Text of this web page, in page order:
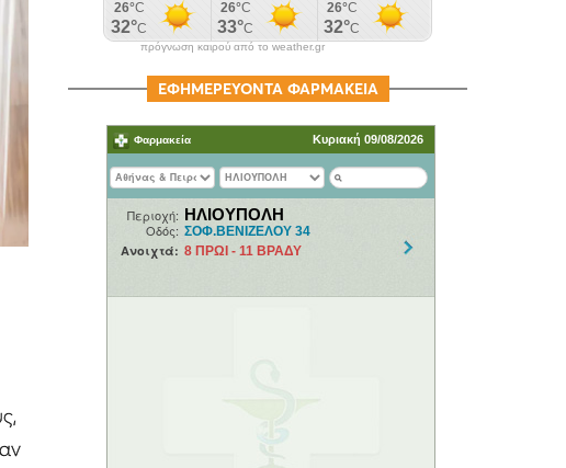
πρόγνωση καιρού από το weather.gr
ΕΦΗΜΕΡΕΥΟΝΤΑ ΦΑΡΜΑΚΕΙΑ